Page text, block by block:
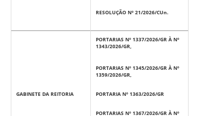
RESOLUÇÃO Nº 21/2026/CUn.
GABINETE DA REITORIA
PORTARIAS Nº 1337/2026/GR À Nº
1343/2026/GR,
PORTARIAS Nº 1345/2026/GR À Nº
1359/2026/GR,
PORTARIA Nº 1363/2026/GR
PORTARIAS Nº 1367/2026/GR À Nº